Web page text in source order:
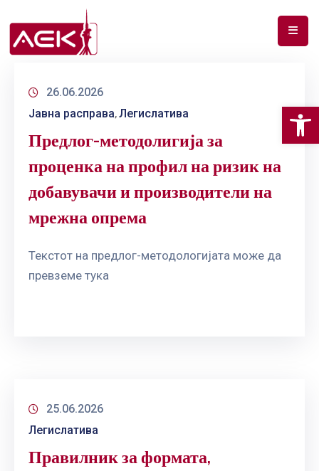
ДОКУМЕНТИ
СПЕКТАР
ТЕЛЕКОМУНИКАЦИИ
АНАЛИЗА
НАБАВКИ
26.06.2026
Јавна расправа‚Легислатива
Предлог-методолигија за
проценка на профил на ризик на
добавувачи и производители на
мрежна опрема
Текстот на предлог-методологијата може да
превземе тука
25.06.2026
Легислатива
Правилник за формата,